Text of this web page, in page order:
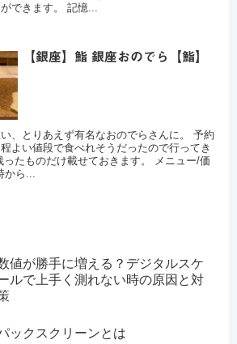
できます。 記憶...
【銀座】鮨 銀座おのでら【鮨】
、とりあえず有名なおのでらさんに。 予約
よい値段で食べれそうだったので行ってき
ったものだけ載せておきます。 メニュー/価
ら...
値が勝手に増える？デジタルスケ
ルで上手く測れない時の原因と対
ックスクリーンとは